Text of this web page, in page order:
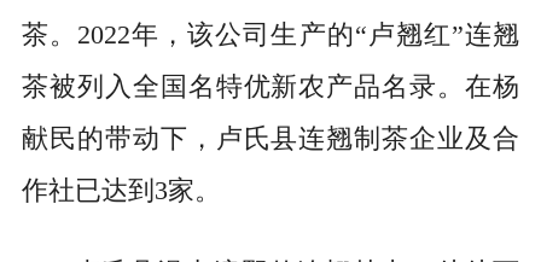
茶。2022年，该公司生产的“卢翘红”连翘
茶被列入全国名特优新农产品名录。在杨
献民的带动下，卢氏县连翘制茶企业及合
作社已达到3家。